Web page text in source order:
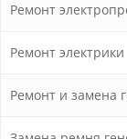
Ремонт
Ремонт электрики
Ремонт и замена